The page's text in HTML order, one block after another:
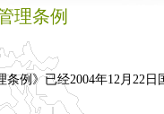
理条例
条例》已经2004年12月22